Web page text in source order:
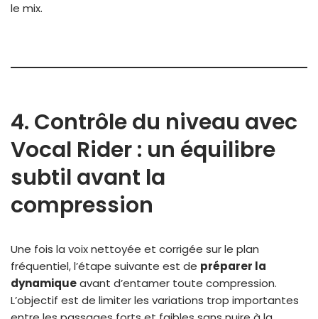
le mix.
4. Contrôle du niveau avec
Vocal Rider : un équilibre
subtil avant la
compression
Une fois la voix nettoyée et corrigée sur le plan
fréquentiel, l’étape suivante est de préparer la
dynamiqueavant d’entamer toute compression.
L’objectif est de limiter les variations trop importantes